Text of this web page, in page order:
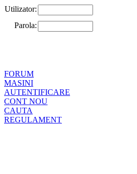
Utilizator:
Parola:
FORUM
MASINI
AUTENTIFICARE
CONT NOU
CAUTA
REGULAMENT